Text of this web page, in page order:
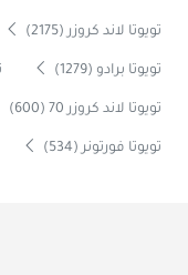
تويوتا لاند كروزر (2175)
تويوتا برادو (1279)
تويوتا لاند كروزر 70 (600)
تويوتا فورتونر (534)